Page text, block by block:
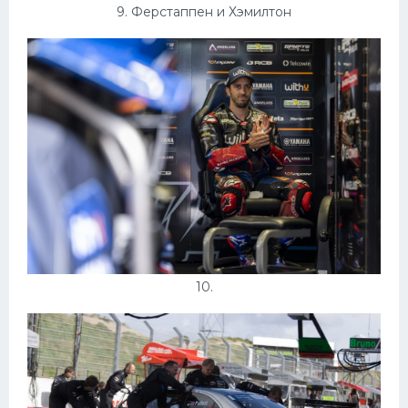
9. Ферстаппен и Хэмилтон
10.